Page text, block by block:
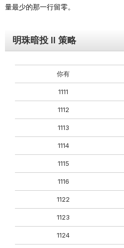
量最少的那一行留零。
明珠暗投 II 策略
你有
1111
1112
1113
1114
1115
1116
1122
1123
1124